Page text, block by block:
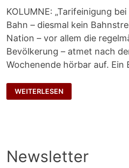
KOLUMNE: „Tarifeinigung
Bahn – diesmal kein
Nation – vor allem die
Bevölkerung – atmet nach
Wochenende hörbar auf. Ein
DAS
DEUTSCHE
KONSENSMODELL
WEITERLESEN
Newsletter